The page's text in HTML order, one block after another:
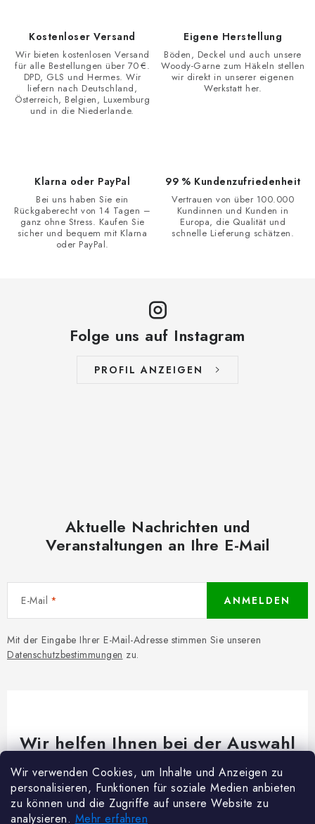
Wir verwenden Cookies, um Inhalte und Anzeigen zu
personalisieren, Funktionen für soziale Medien anbieten
zu können und die Zugriffe auf unsere Website zu
analysieren. Mehr erfahren
e
Kostenloser Versand
Wir bieten kostenlosen Versand
für alle Bestellungen über 70 €.
DPD, GLS und Hermes. Wir
liefern nach Deutschland,
Österreich, Belgien, Luxemburg
und in die Niederlande.
Eigene Herstellung
Böden, Deckel und auch unsere
Woody-Garne zum Häkeln stellen
wir direkt in unserer eigenen
Werkstatt her.
Klarna oder PayPal
Bei uns haben Sie ein
Rückgaberecht von 14 Tagen –
ganz ohne Stress. Kaufen Sie
sicher und bequem mit Klarna
oder PayPal.
99 % Kundenzufriedenheit
Vertrauen von über 100.000
Kundinnen und Kunden in
Europa, die Qualität und
schnelle Lieferung schätzen.
Folge uns auf Instagram
PROFIL ANZEIGEN
Aktuelle Nachrichten und
Veranstaltungen an Ihre E-Mail
E-Mail
Mit der Eingabe Ihrer E-Mail-Adresse stimmen Sie unseren
Datenschutzbestimmungen zu.
ANMELDEN
Wir helfen Ihnen bei der Auswahl
Brauchen Sie Rat bei etwas? Wir sind für dich da!
Kundenservice@woodycrafts.de
+49 211 8694 2501 (Mo-Fr 8:00-16:00)